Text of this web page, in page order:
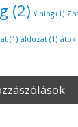
(2) Yining(1)
(1) áldozat(1) átok